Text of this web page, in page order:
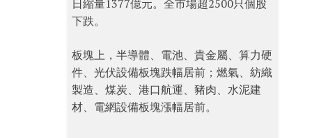
日縮量1377億元。全市場超2500只個股
下跌。
板塊上，半導體、電池、貴金屬、算力硬
件、光伏設備板塊跌幅居前；燃氣、紡織
製造、煤炭、港口航運、豬肉、水泥建
材、電網設備板塊漲幅居前。